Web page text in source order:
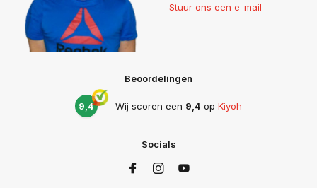
Stuur ons een e-mail
Beoordelingen
9,4 Wij scoren een 9,4 op Kiyoh
Socials